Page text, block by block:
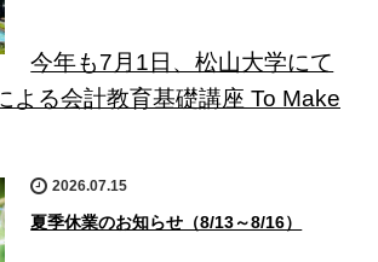
今年も7月1日、松山大学にて
よる会計教育基礎講座 To Make
2026.07.15
夏季休業のお知らせ（8/13～8/16）